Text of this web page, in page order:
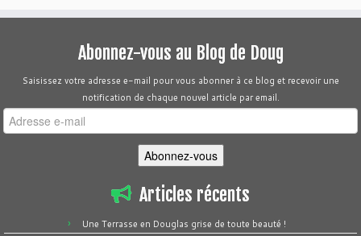
Abonnez-vous au Blog de Doug
Saisissez votre adresse e-mail pour vous abonner à ce blog et recevoir une
notification de chaque nouvel article par email.
Adresse
e-
Abonnez-vous
Articles récents
Une Terrasse en Douglas grise de toute beauté !